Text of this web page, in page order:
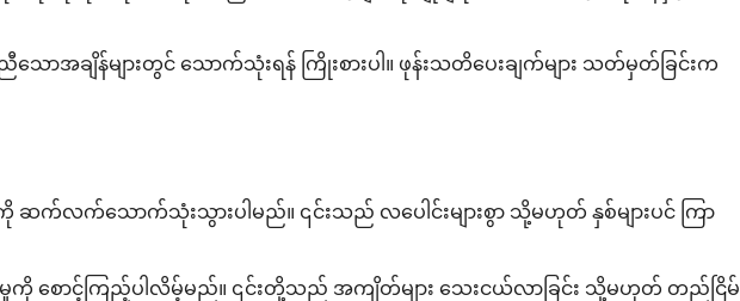
န်များတွင် သောက်သုံးရန် ကြိုးစားပါ။ ဖုန်းသတိပေးချက်များ သတ်မှတ်ခြင်းက
က်လက်သောက်သုံးသွားပါမည်။ ၎င်းသည် လပေါင်းများစွာ သို့မဟုတ် နှစ်များပင် ကြာ
ကို စောင့်ကြည့်ပါလိမ့်မည်။ ၎င်းတို့သည် အကျိတ်များ သေးငယ်လာခြင်း သို့မဟုတ် တည်ငြိမ်